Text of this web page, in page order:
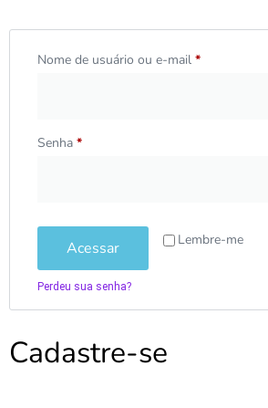
Nome de usuário ou e-mail *
Senha *
Lembre-me
Acessar
Perdeu sua senha?
Cadastre-se